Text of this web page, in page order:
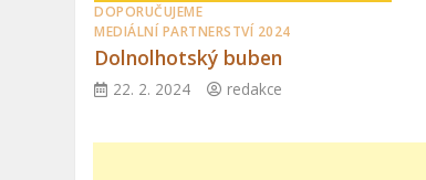
DOPORUČUJEME
MEDIÁLNÍ PARTNERSTVÍ 2024
Dolnolhotský buben
22. 2. 2024 redakce